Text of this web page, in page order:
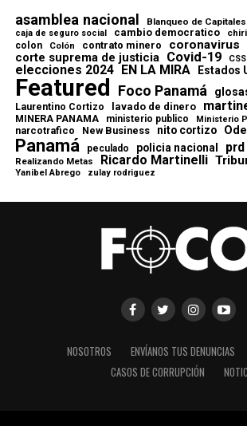
asamblea nacional Blanqueo de Capitales
caja de seguro social cambio democratico
colon Colón contrato minero coronavirus
corte suprema de justicia Covid-19 CSS
elecciones 2024 EN LA MIRA Estados
Featured Foco Panamá
Laurentino Cortizo lavado de dinero
MINERA PANAMA ministerio publico Ministerio
narcotrafico New Business nito cortizo
Panamá peculado policia nacional prd
Realizando Metas Ricardo Martinelli
Yanibel Abrego zulay rodriguez
NOSOTROS ENVÍANOS TUS DENUNCIAS
CASOS DE CORRUPCIÓN